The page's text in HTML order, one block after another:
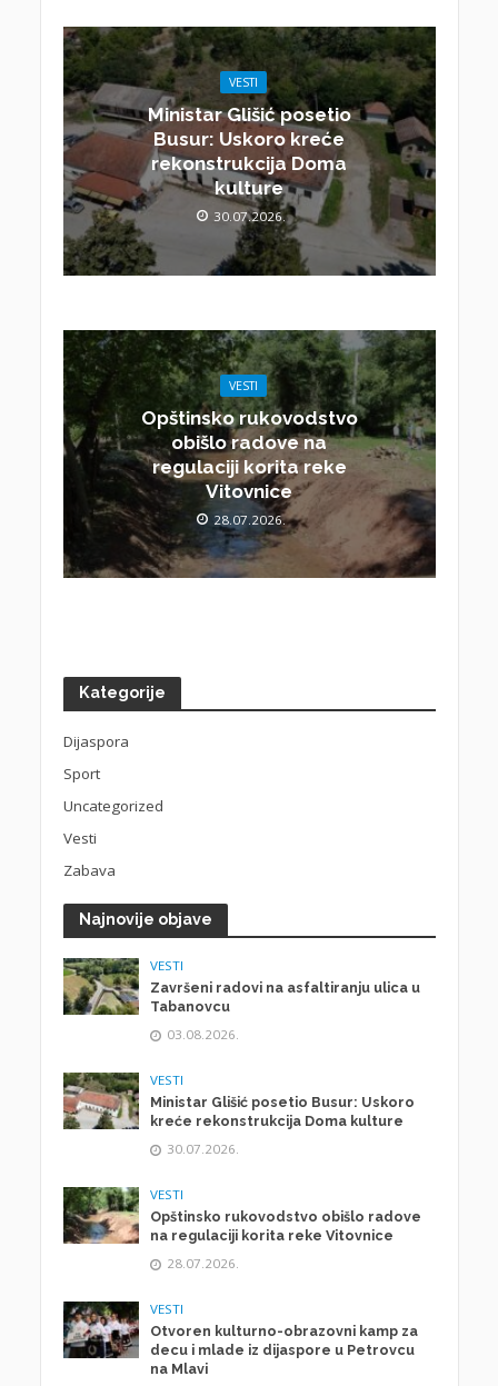
VESTI
Ministar Glišić posetio
Busur: Uskoro kreće
rekonstrukcija Doma
kulture
30.07.2026.
VESTI
Opštinsko rukovodstvo
obišlo radove na
regulaciji korita reke
Vitovnice
28.07.2026.
Kategorije
Dijaspora
Sport
Uncategorized
Vesti
Zabava
Najnovije objave
VESTI
Završeni radovi na asfaltiranju ulica u
Tabanovcu
03.08.2026.
VESTI
Ministar Glišić posetio Busur: Uskoro
kreće rekonstrukcija Doma kulture
30.07.2026.
VESTI
Opštinsko rukovodstvo obišlo radove
na regulaciji korita reke Vitovnice
28.07.2026.
VESTI
Otvoren kulturno-obrazovni kamp za
decu i mlade iz dijaspore u Petrovcu
na Mlavi